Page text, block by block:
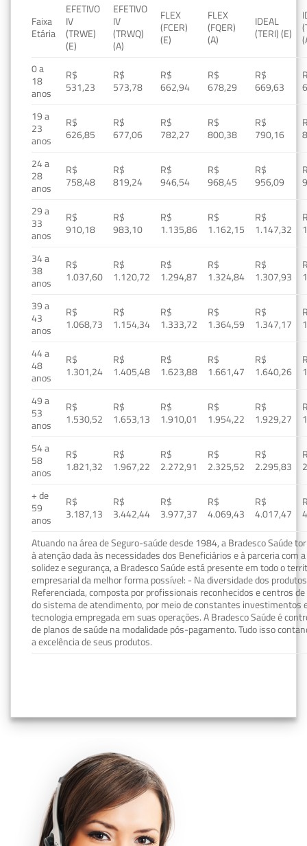
Faixa
Etária
EFETIVO
IV
(TRWE)
(E)
EFETIVO
IV
(TRWQ)
(A)
FLEX
(FCER)
(E)
FLEX
(FQER)
(A)
IDEAL
(TERI) (E)
0 a
18
anos
R$
531,23
R$
573,78
R$
662,94
R$
678,29
R$
669,63
19 a
23
anos
R$
626,85
R$
677,06
R$
782,27
R$
800,38
R$
790,16
24 a
28
anos
R$
758,48
R$
819,24
R$
946,54
R$
968,45
R$
956,09
29 a
33
anos
R$
910,18
R$
983,10
R$
1.135,86
R$
1.162,15
R$
1.147,32
34 a
38
anos
R$
1.037,60
R$
1.120,72
R$
1.294,87
R$
1.324,84
R$
1.307,93
39 a
43
anos
R$
1.068,73
R$
1.154,34
R$
1.333,72
R$
1.364,59
R$
1.347,17
44 a
48
anos
R$
1.301,24
R$
1.405,48
R$
1.623,88
R$
1.661,47
R$
1.640,26
49 a
53
anos
R$
1.530,52
R$
1.653,13
R$
1.910,01
R$
1.954,22
R$
1.929,27
54 a
58
anos
R$
1.821,32
R$
1.967,22
R$
2.272,91
R$
2.325,52
R$
2.295,83
+ de
59
anos
R$
3.187,13
R$
3.442,44
R$
3.977,37
R$
4.069,43
R$
4.017,47
Atuando na área de Seguro-saúde desde 1984, a Bradesco Saúde
à atenção dada às necessidades dos Beneficiários e à parceria com
solidez e segurança, a Bradesco Saúde está presente em todo o
empresarial da melhor forma possível: - Na diversidade dos
Referenciada, composta por profissionais reconhecidos e centros
do sistema de atendimento, por meio de constantes investimentos
tecnologia empregada em suas operações. A Bradesco Saúde é
de planos de saúde na modalidade pós-pagamento. Tudo isso
a excelência de seus produtos.